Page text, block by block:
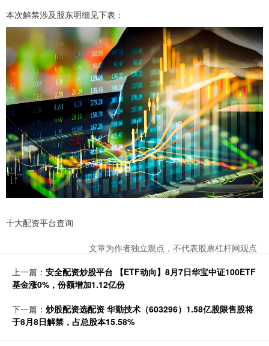
本次解禁涉及股东明细见下表：
十大配资平台查询
文章为作者独立观点，不代表股票杠杆网观点
上一篇： 安全配资炒股平台 【ETF动向】8月7日华宝中证100ETF
基金涨0%，份额增加1.12亿份
下一篇： 炒股配资选配资 华勤技术（603296）1.58亿股限售股将
于8月8日解禁，占总股本15.58%